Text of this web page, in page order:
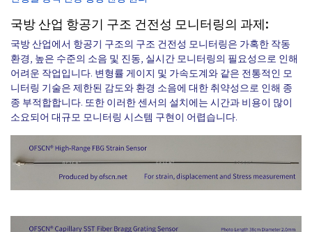
국방 산업 항공기 구조 건전성 모니터링의 과제:
국방 산업에서 항공기 구조의 구조 건전성 모니터링은 가혹한 작동
환경, 높은 수준의 소음 및 진동, 실시간 모니터링의 필요성으로 인해
어려운 작업입니다. 변형률 게이지 및 가속도계와 같은 전통적인 모
니터링 기술은 제한된 감도와 환경 소음에 대한 취약성으로 인해 종
종 부적합합니다. 또한 이러한 센서의 설치에는 시간과 비용이 많이
소요되어 대규모 모니터링 시스템 구현이 어렵습니다.